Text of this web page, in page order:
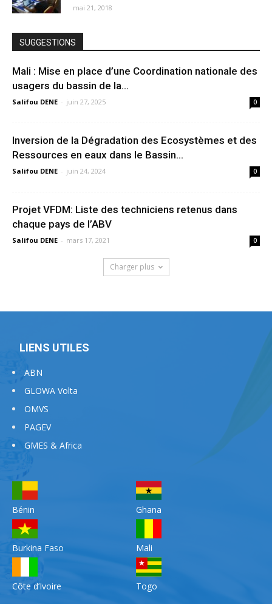
mai 21, 2018
SUGGESTIONS
Mali : Mise en place d’une Coordination nationale des
usagers du bassin de la...
Salifou DENE - juin 27, 2025 0
Inversion de la Dégradation des Ecosystèmes et des
Ressources en eaux dans le Bassin...
Salifou DENE - juin 24, 2024 0
Projet VFDM: Liste des techniciens retenus dans
chaque pays de l’ABV
Salifou DENE - mars 17, 2021 0
Charger plus
LIENS UTILES
ABN
GLOWA Volta
OMVS
PAGEV
GMES & Africa
Bénin
Burkina Faso
Côte d’Ivoire
Ghana
Mali
Togo